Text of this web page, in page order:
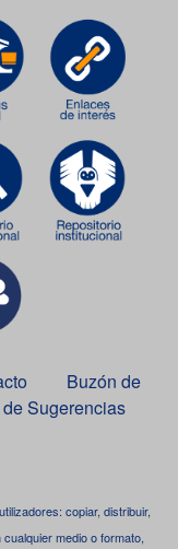
Buzón de
Sugerencias
copiar, distribuir,
medio o formato,